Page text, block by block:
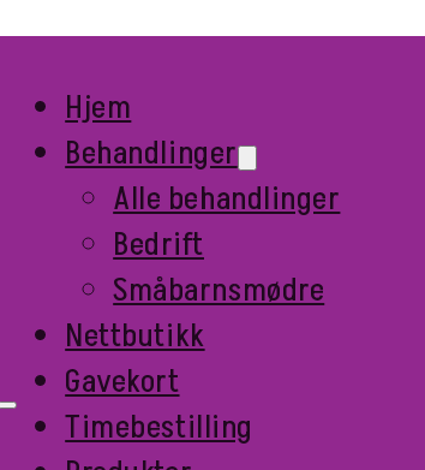
Hjem
Behandlinger
Alle behandlinger
Bedrift
Småbarnsmødre
Nettbutikk
Gavekort
Timebestilling